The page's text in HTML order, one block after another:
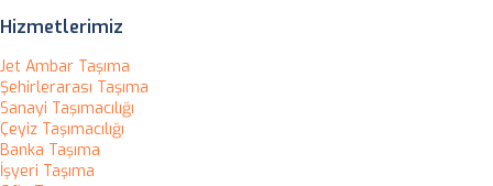
Hizmetlerimiz
Jet Ambar Taşıma
Şehirlerarası Taşıma
Sanayi Taşımacılığı
Çeyiz Taşımacılığı
Banka Taşıma
İşyeri Taşıma